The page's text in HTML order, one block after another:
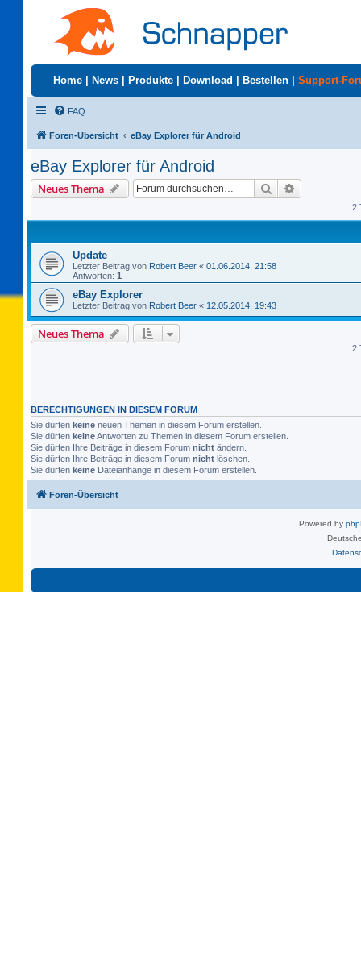
Home News Produkte Download Bestellen Support-
FAQ
Foren-Übersicht eBay Explorer für Android
eBay Explorer für Android
Neues Thema Suche
2
Update
Letzter Beitrag von Robert Beer « 01.06.2014, 21:58
Antworten: 1
eBay Explorer
Letzter Beitrag von Robert Beer « 12.05.2014, 19:43
Neues Thema
2
BERECHTIGUNGEN IN DIESEM FORUM
Sie dürfen keine neuen Themen in diesem Forum erstellen.
Sie dürfen keineAntworten zu Themen in diesem Forum erstellen.
Sie dürfen Ihre Beiträge in diesem Forum nicht ändern.
Sie dürfen Ihre Beiträge in diesem Forum nicht löschen.
Sie dürfen keine Dateianhänge in diesem Forum erstellen.
Foren-Übersicht
Powered by